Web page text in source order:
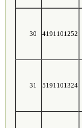
30 4191101252
31 5191101324